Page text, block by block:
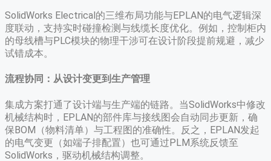
SolidWorks Electrical的三维布局功能与EPLAN的电气逻辑深
度联动，支持实时碰撞检测与线缆长度优化。例如，控制柜内
的母线槽与PLC模块的物理干涉可在设计阶段提前规避，减少
试错成本。
​流程协同：从设计变更到生产管理​
集成方案打通了设计端与生产端的链路。当SolidWorks中修改
机械结构时，EPLAN的部件库与接线图会自动同步更新，确
保BOM（物料清单）与工程图的准确性。反之，EPLAN发起
的电气变更（如端子排配置）也可通过PLM系统反馈至
SolidWorks，驱动机械结构调整。